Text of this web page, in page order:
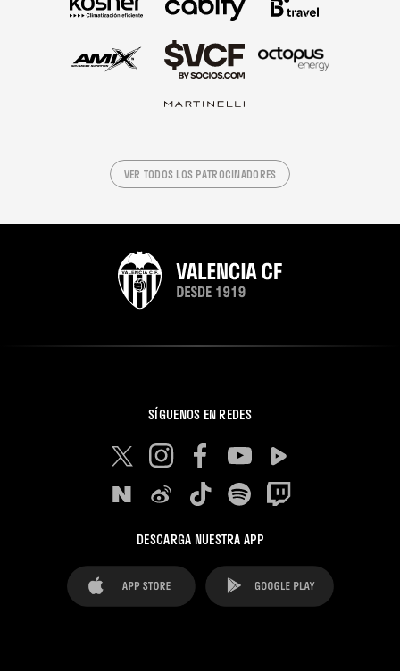
VER TODOS LOS PATROCINADORES
SÍGUENOS EN REDES
DESCARGA NUESTRA APP